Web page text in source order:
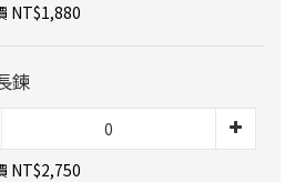
NT$1,880
鍊
NT$2,750